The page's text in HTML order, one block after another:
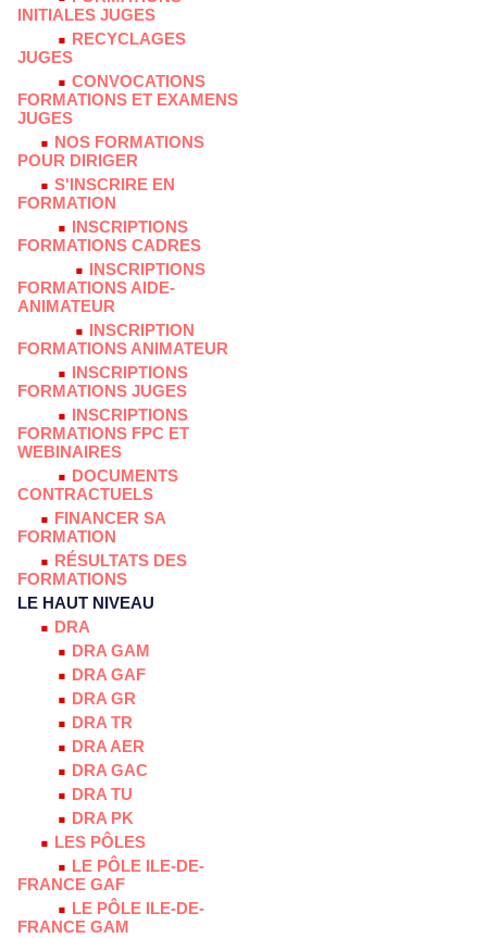
INITIALES JUGES
RECYCLAGES
JUGES
CONVOCATIONS
FORMATIONS ET EXAMENS
JUGES
NOS FORMATIONS
POUR DIRIGER
S'INSCRIRE EN
FORMATION
INSCRIPTIONS
FORMATIONS CADRES
INSCRIPTIONS
FORMATIONS AIDE-
ANIMATEUR
INSCRIPTION
FORMATIONS ANIMATEUR
INSCRIPTIONS
FORMATIONS JUGES
INSCRIPTIONS
FORMATIONS FPC ET
WEBINAIRES
DOCUMENTS
CONTRACTUELS
FINANCER SA
FORMATION
RÉSULTATS DES
FORMATIONS
LE HAUT NIVEAU
DRA
DRA GAM
DRA GAF
DRA GR
DRA TR
DRA AER
DRA GAC
DRA TU
DRA PK
LES PÔLES
LE PÔLE ILE-DE-
FRANCE GAF
LE PÔLE ILE-DE-
FRANCE GAM